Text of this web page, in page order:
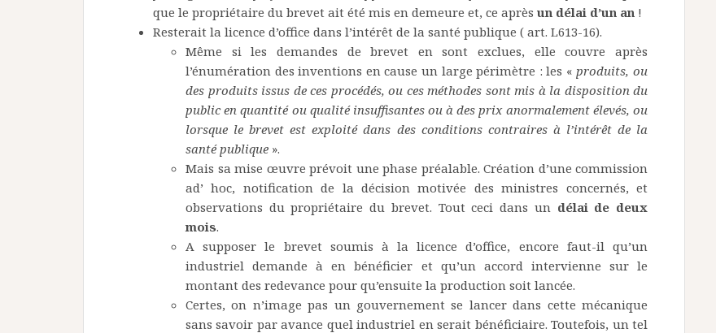
que le propriétaire du brevet ait été mis en demeure et, ce après un délai d’un an !
Resterait la licence d’office dans l’intérêt de la santé publique ( art. L613-16).
Même si les demandes de brevet en sont exclues, elle couvre après
l’énumération des inventions en cause un large périmètre : les «produits, ou
des produits issus de ces procédés, ou ces méthodes sont mis à la disposition du
public en quantité ou qualité insuffisantes ou à des prix anormalement élevés, ou
lorsque le brevet est exploité dans des conditions contraires à l’intérêt de la
santé publique ».
Mais sa mise œuvre prévoit une phase préalable. Création d’une commission
ad’ hoc, notification de la décision motivée des ministres concernés, et
observations du propriétaire du brevet. Tout ceci dans un délai de deux
mois.
A supposer le brevet soumis à la licence d’office, encore faut-il qu’un
industriel demande à en bénéficier et qu’un accord intervienne sur le
montant des redevance pour qu’ensuite la production soit lancée.
Certes, on n’image pas un gouvernement se lancer dans cette mécanique
sans savoir par avance quel industriel en serait bénéficiaire. Toutefois, un tel